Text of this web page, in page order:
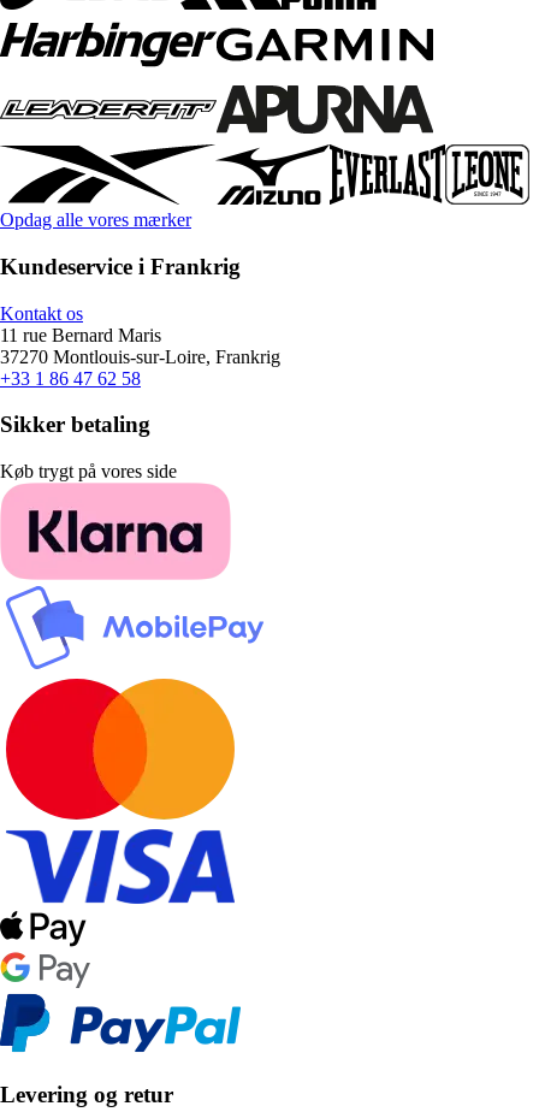
Opdag alle vores mærker
Kundeservice i Frankrig
Kontakt os
11 rue Bernard Maris
37270 Montlouis-sur-Loire, Frankrig
+33 1 86 47 62 58
Sikker betaling
Køb trygt på vores side
Levering og retur